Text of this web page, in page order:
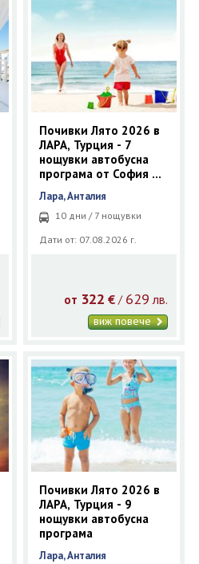
КОНТАКТИ
Запитване
Почивки Лято 2026 в
ЛАРА, Турция - 7
нощувки автобусна
програма от София и
Пловдив
Лара, Анталия
10 дни / 7 нощувки
Дати от: 07.08.2026 г.
от 322 € / 629 лв.
виж повече
Почивки Лято 2026 в
ЛАРА, Турция - 9
нощувки автобусна
програма
Лара, Анталия